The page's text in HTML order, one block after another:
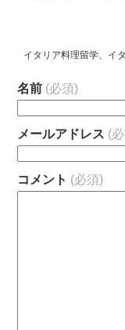
イタリア料理留学、イ
名前 (必須)
メールアドレス (
コメント (必須)